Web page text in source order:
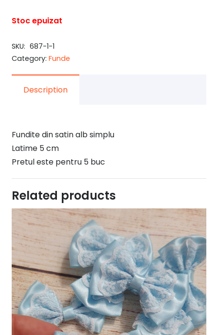
Stoc epuizat
SKU: 687-1-1
Category: Funde
Description
Fundite din satin alb simplu
Latime 5 cm
Pretul este pentru 5 buc
Related products